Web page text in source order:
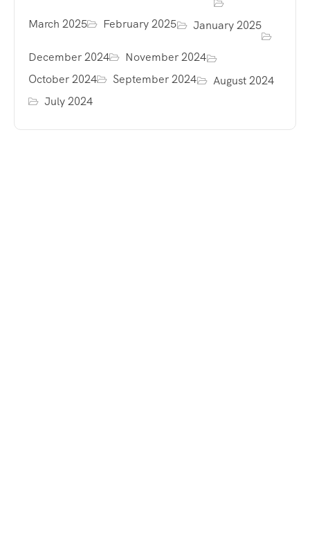
March 2025 February 2025 January 2025
December 2024
November 2024
October 2024
September 2024
August 2024
July 2024